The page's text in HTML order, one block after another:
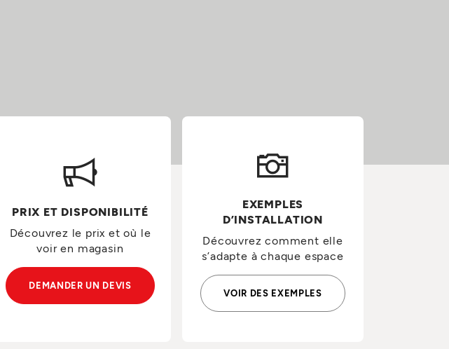
PRIX ET DISPONIBILITÉ
Découvrez le prix et où le
voir en magasin
DEMANDER UN DEVIS
EXEMPLES
D’INSTALLATION
Découvrez comment elle
s’adapte à chaque espace
VOIR DES EXEMPLES